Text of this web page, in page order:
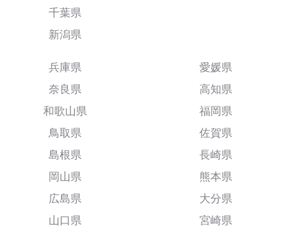
千葉県
新潟県
兵庫県
奈良県
和歌山県
鳥取県
島根県
岡山県
広島県
山口県
愛媛県
高知県
福岡県
佐賀県
長崎県
熊本県
大分県
宮崎県